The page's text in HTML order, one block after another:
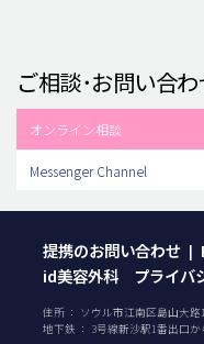
ご相談･お問い合
オンライン相談
Messenger Channel
提携のお問い合わせ |
id美容外科 プライバ
住所 ： ソウル市江南区島山大路
地下鉄 ： 3号線新沙駅1番出口